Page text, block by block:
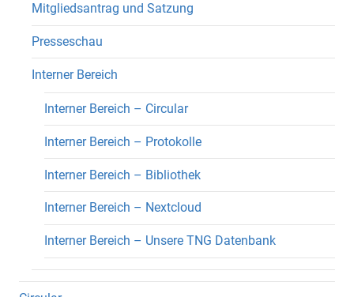
Mitgliedsantrag und Satzung
Presseschau
Interner Bereich
Interner Bereich – Circular
Interner Bereich – Protokolle
Interner Bereich – Bibliothek
Interner Bereich – Nextcloud
Interner Bereich – Unsere TNG Datenbank